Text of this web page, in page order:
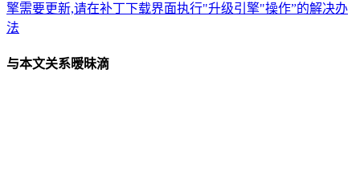
擎需要更新,请在补丁下载界面执行"升级引擎"操作”的解决办
法
与本文关系暧昧滴